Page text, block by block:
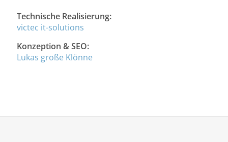
Technische Realisierung:
victec it-solutions
Konzeption & SEO:
Lukas große Klönne